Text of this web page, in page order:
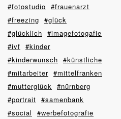
#fotostudio #frauenarzt
#freezing #glück
#glücklich #imagefotogafie
#ivf #kinder
#kinderwunsch #künstliche
#mitarbeiter #mittelfranken
#mutterglück #nürnberg
#portrait #samenbank
#social
#werbefotografie